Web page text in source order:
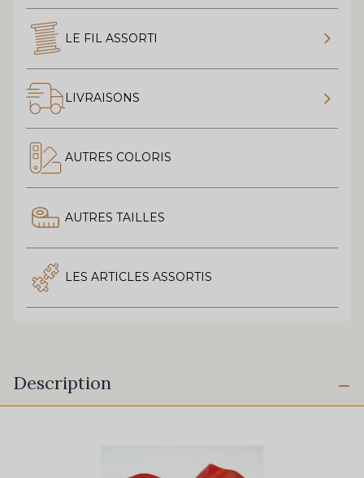
LE FIL ASSORTI
LIVRAISONS
AUTRES COLORIS
AUTRES TAILLES
LES ARTICLES ASSORTIS
Description